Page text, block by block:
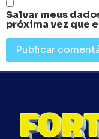
Salvar meus
próxima vez que